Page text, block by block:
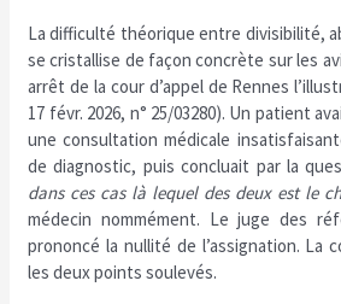
La difficulté théorique entre divisibilité,
se cristallise de façon concrète sur les
arrêt de la cour d’appel de Rennes
17 févr. 2026, n° 25/03280). Un patient
une consultation médicale
de diagnostic, puis concluait par la
dans ces cas là lequel des deux est le
médecin nommément. Le juge des
prononcé la nullité de l’assignation. La
les deux points soulevés.